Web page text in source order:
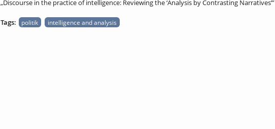
„Discourse in the practice of intelligence: Reviewing the ‘Analysis by Contrasting Narratives’”
Tags: politik intelligence and analysis